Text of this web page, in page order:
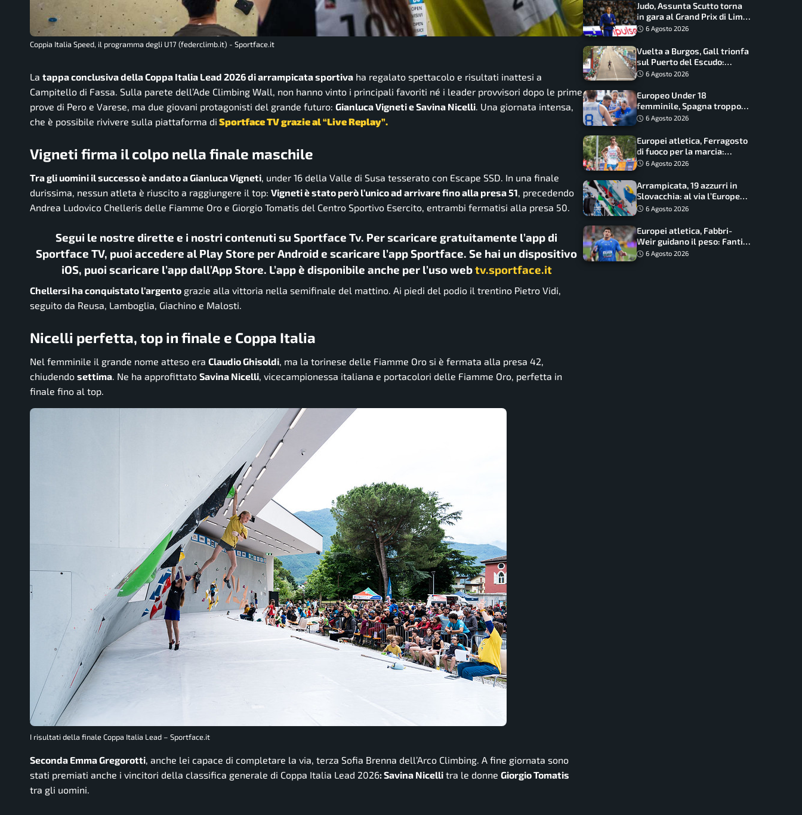
Coppia Italia Speed, il programma degli U17 (federclimb.it) - Sportface.it
La tappa conclusiva della Coppa Italia Lead 2026 di arrampicata sportiva ha regalato spettacolo e risultati inattesi a
Campitello di Fassa. Sulla parete dell’Ade Climbing Wall, non hanno vinto i principali favoriti né i leader provvisori dopo le prime
prove di Pero e Varese, ma due giovani protagonisti del grande futuro: Gianluca Vigneti e Savina Nicelli. Una giornata intensa,
che è possibile rivivere sulla piattaforma di Sportface TV grazie al“Live Replay”.
Vigneti firma il colpo nella finale maschile
Tra gli uomini il successo è andato a Gianluca Vigneti , under 16 della Valle di Susa tesserato con Escape SSD. In una finale
durissima, nessun atleta è riuscito a raggiungere il top: Vigneti è stato però l’unico ad arrivare fino alla presa 51 , precedendo
Andrea Ludovico Chelleris delle Fiamme Oro e Giorgio Tomatis del Centro Sportivo Esercito, entrambi fermatisi alla presa 50.
Segui le nostre dirette e i nostri contenuti su Sportface Tv. Per scaricare gratuitamente l’app di
Sportface TV, puoi accedere al Play Store per Android e scaricare l’app Sportface. Se hai un dispositivo
iOS, puoi scaricare l’app dall’App Store. L’app è disponibile anche per l’uso webtv.sportface.it
Chellersi ha conquistato l’argento grazie alla vittoria nella semifinale del mattino. Ai piedi del podio il trentino Pietro Vidi,
seguito da Reusa, Lamboglia, Giachino e Malosti.
Nicelli perfetta, top in finale e Coppa Italia
Nel femminile il grande nome atteso era Claudio Ghisoldi, ma la torinese delle Fiamme Oro si è fermata alla presa 42,
chiudendo settima. Ne ha approfittato Savina Nicelli, vicecampionessa italiana e portacolori delle Fiamme Oro, perfetta in
finale fino al top.
I risultati della finale Coppa Italia Lead – Sportface.it
Seconda Emma Gregorotti, anche lei capace di completare la via, terza Sofia Brenna dell’Arco Climbing. A fine giornata sono
stati premiati anche i vincitori della classifica generale di Coppa Italia Lead 2026: Savina Nicelli tra le donne Giorgio Tomatis
tra gli uomini.
Judo, Assunta Scutto torna
in gara al Grand Prix di Lima:
17 azzurri convocati
6 Agosto 2026
Vuelta a Burgos, Gall trionfa
sul Puerto del Escudo:
Ciccone secondo e nuova
6 Agosto 2026
Europeo Under 18
femminile, Spagna troppo
forte: Italia battuta 95-41,
6 Agosto 2026
Europei atletica, Ferragosto
di fuoco per la marcia:
Palmisano, Stano e
6 Agosto 2026
Arrampicata, 19 azzurri in
Slovacchia: al via l’Europe
Series Lead, tappa decisiva
6 Agosto 2026
Europei atletica, Fabbri-
Weir guidano il peso: Fantini
difende il titolo nel martello
6 Agosto 2026